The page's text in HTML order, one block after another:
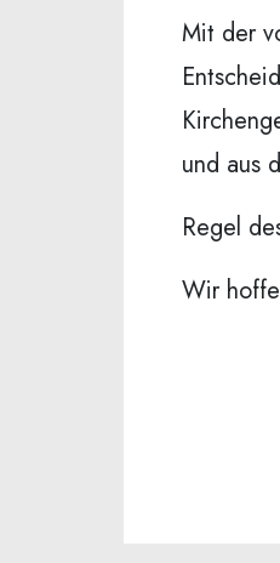
Mit der
und aus
Regel
Wir